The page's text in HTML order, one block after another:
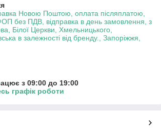
Новою Поштою, оплата післяплатою,
без ПДВ, відправка в день замовлення, з
Білої Церкви, Хмельницького,
в залежності від бренду., Запоріжжя,
з 09:00 до 19:00
графік роботи